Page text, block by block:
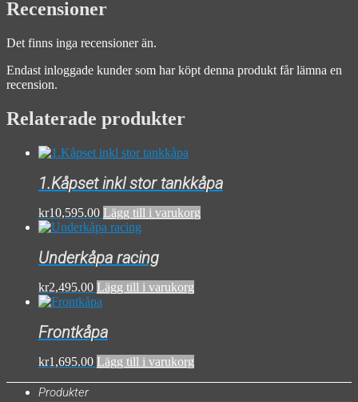
Recensioner
Det finns inga recensioner än.
Endast inloggade kunder som har köpt denna produkt får lämna en
recension.
Relaterade produkter
1.Kåpset inkl stor tankkåpa
kr10,595.00 Lägg till i varukorg
Underkåpa racing
kr2,495.00 Lägg till i varukorg
Frontkåpa
kr1,695.00 Lägg till i varukorg
Produkter